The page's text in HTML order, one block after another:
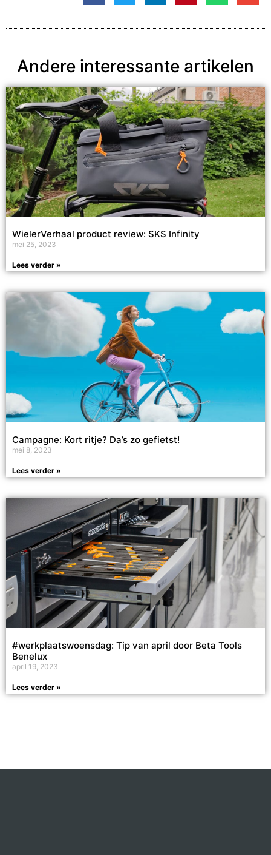
Andere interessante artikelen
WielerVerhaal product review: SKS Infinity
mei 25, 2023
Lees verder »
Campagne: Kort ritje? Da’s zo gefietst!
mei 8, 2023
Lees verder »
#werkplaatswoensdag: Tip van april door Beta Tools
Benelux
april 19, 2023
Lees verder »